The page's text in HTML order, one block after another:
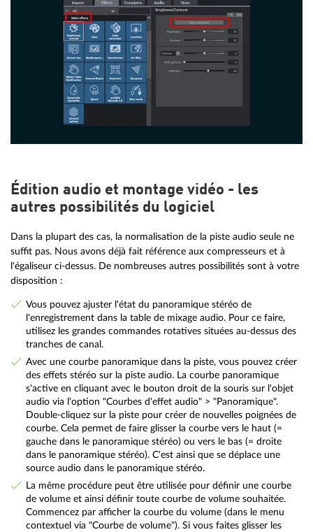
Édition audio et montage vidéo - les
autres possibilités du logiciel
Dans la plupart des cas, la normalisation de la piste audio seule ne
suffit pas. Nous avons déjà fait référence aux compresseurs et à
l'égaliseur ci-dessus. De nombreuses autres possibilités sont à votre
disposition :
Vous pouvez ajuster l'état du panoramique stéréo de
l'enregistrement dans la table de mixage audio. Pour ce faire,
utilisez les grandes commandes rotatives situées au-dessus des
tranches de canal.
Avec une courbe panoramique dans la piste, vous pouvez créer
des effets stéréo sur la piste audio. La courbe panoramique
s'active en cliquant avec le bouton droit de la souris sur l'objet
audio via l'option "Courbes d'effet audio" > "Panoramique".
Double-cliquez sur la piste pour créer de nouvelles poignées de
courbe. Cela permet de faire glisser la courbe vers le haut (=
gauche dans le panoramique stéréo) ou vers le bas (= droite
dans le panoramique stéréo). C'est ainsi que se déplace une
source audio dans le panoramique stéréo.
La même procédure peut être utilisée pour définir une courbe
de volume et ainsi définir toute courbe de volume souhaitée.
Commencez par afficher la courbe du volume (dans le menu
contextuel via "Courbe de volume"). Si vous faites glisser les